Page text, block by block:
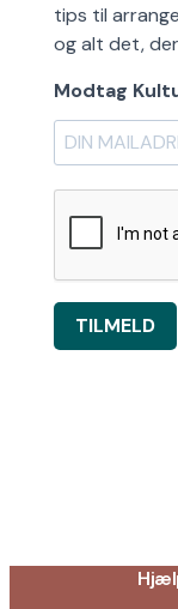
tips til
og alt det,
Modtag
TILMELD